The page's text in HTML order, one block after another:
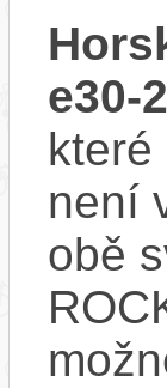
e30-
které
není
obě